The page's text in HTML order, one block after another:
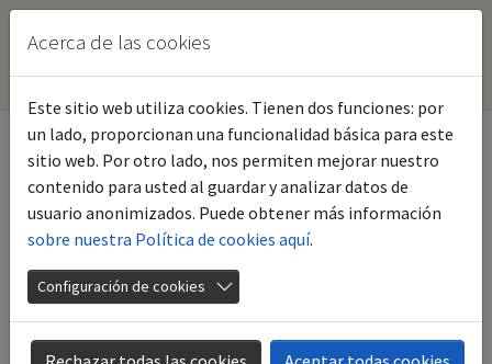
Skip to main content
Reclamaciones de Agua
Aquajerez
Acerca de las cookies
Este sitio web utiliza cookies. Tienen dos funciones: por
un lado, proporcionan una funcionalidad básica para este
sitio web. Por otro lado, nos permiten mejorar nuestro
contenido para usted al guardar y analizar datos de
usuario anonimizados. Puede obtener más información
sobre nuestra Política de cookies aquí.
Configuración de cookies